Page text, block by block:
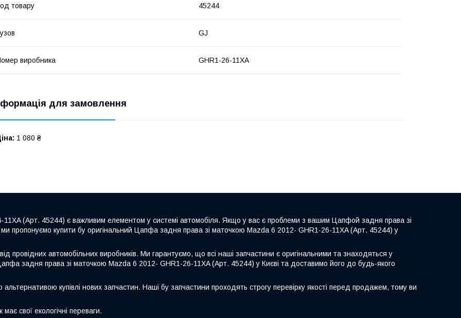
товару 45244
GJ
виробника GHR1-26-11XA
для замовлення
1 080 ₴
(Арт. 45244) є важливим елементом у системі автомобіля. Якщо у вас є проблеми з вашим Цапфой задня права зі
пропонуємо купити бу оригінальний Цапфа задня права зі маточкою Mazda 6 2012- GHR1-26-11XA (Арт. 45244) у
провідних автомобільних виробників. Ми гарантуємо, що всі наші запчастини є оригінальними та знаходяться у
задня права зі маточкою Mazda 6 2012- GHR1-26-11XA (Арт. 45244) у Києві та доставимо його до будь-якого
купівлі нових запчастин. Наші бу запчастини проходять строгу перевірку якості перед продажем, тому ви
свої екологічні переваги.